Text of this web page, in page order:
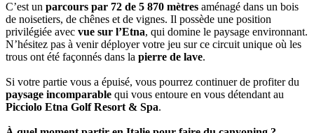
C’est un parcours par 72 de 5 870 mètres aménagé dans un bois
de noisetiers, de chênes et de vignes. Il possède une position
privilégiée avec vue sur l’Etna, qui domine le paysage environnant.
N’hésitez pas à venir déployer votre jeu sur ce circuit unique où les
trous ont été façonnés dans la pierre de lave.
Si votre partie vous a épuisé, vous pourrez continuer de profiter du
paysage incomparable qui vous entoure en vous détendant au
Picciolo Etna Golf Resort & Spa.